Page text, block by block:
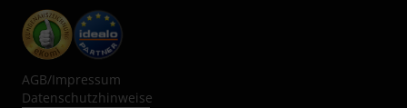
AGB/Impressum
Datenschutzhinweise